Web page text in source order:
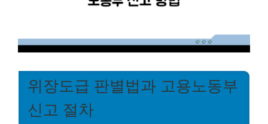
위장도급 판별법과 고용노동부
신고 절차